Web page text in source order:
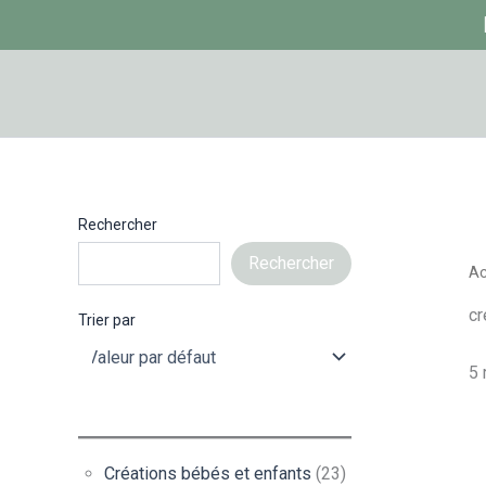
Rechercher
Rechercher
Trier par
Créations bébés et enfants (23)
5